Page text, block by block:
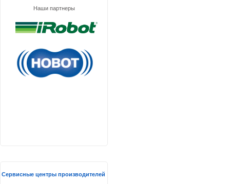
Наши партнеры
Сервисные центры производителей